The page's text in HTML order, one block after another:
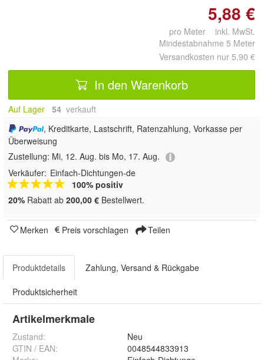
5,88 €
pro Meter inkl. MwSt.
Mindestabnahme 5 Meter
Versandkosten nur 5,90 €
In den Warenkorb
Auf Lager 54 verkauft
, Kreditkarte, Lastschrift, Ratenzahlung, Vorkasse per
Überweisung
Zustellung: Mi, 12. Aug. bis Mo, 17. Aug.
Verkäufer: Einfach-Dichtungen-de
100% positiv
20% Rabatt ab 200,00 € Bestellwert.
Merken Preis vorschlagen Teilen
Produktdetails Zahlung, Versand & Rückgabe
Produktsicherheit
Artikelmerkmale
Zustand:
Neu
GTIN / EAN:
0048544833913